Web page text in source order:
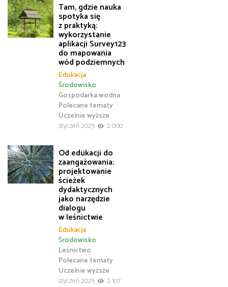
Tam, gdzie nauka
spotyka się
z praktyką:
wykorzystanie
aplikacji Survey123
do mapowania
wód podziemnych
Edukacja
Gospodarka wodna
Polecane tematy
Środowisko
Uczelnie wyższe
styczeń 2025
2 000
Od edukacji do
zaangażowania:
projektowanie
ścieżek
dydaktycznych
jako narzędzie
dialogu
w leśnictwie
Edukacja
Leśnictwo
Polecane tematy
Środowisko
Uczelnie wyższe
styczeń 2025
2 107